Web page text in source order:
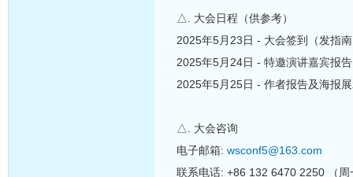
△. 大会日程（供参考）
2025年5月23日 - 大会签到（发指
2025年5月24日 - 特邀演讲嘉宾报告
2025年5月25日 - 作者报告及海报
△. 大会咨询
电子邮箱: wsconf5@163.com
联系电话: +86 132 6470 2250 （周